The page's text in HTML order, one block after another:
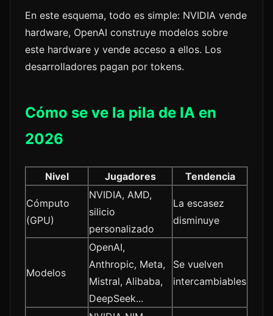
En este esquema, todo es simple: NVIDIA vende
hardware, OpenAI construye modelos sobre
este hardware y vende acceso a ellos. Los
desarrolladores pagan por tokens.
Cómo se ve la pila de IA en
2026
Nivel Jugadores Tendencia
Cómputo
(GPU)
NVIDIA, AMD,
silicio
personalizado
La escasez
disminuye
Modelos
OpenAI,
Anthropic, Meta,
Mistral, Alibaba,
DeepSeek...
Se vuelven
intercambiables